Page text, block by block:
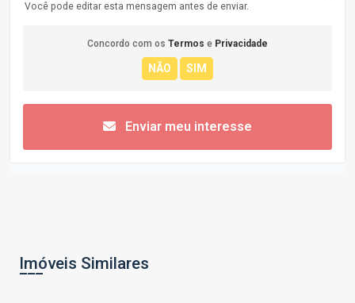
Você pode editar esta mensagem antes de enviar.
Concordo com os Termos e Privacidade
Enviar meu interesse
Imóveis Similares